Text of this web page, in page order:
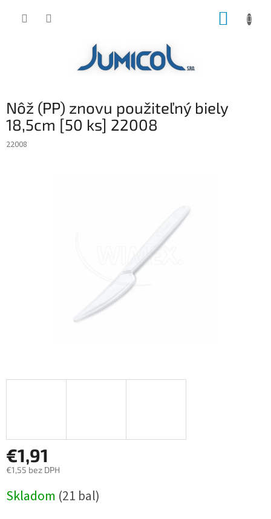
Nôž (PP) znovu použiteľný biely
18,5cm [50 ks] 22008
22008
€1,91
€1,55 bez DPH
cena:
Skladom (21 bal)